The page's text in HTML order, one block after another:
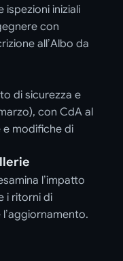
ispezioni iniziali
con
all’Albo da
di sicurezza e
con CdA al
e modifiche di
l’impatto
i ritorni di